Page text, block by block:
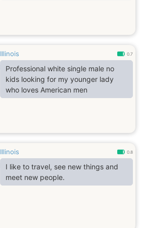
Illinois 0.7
Professional white single male no
kids looking for my younger lady
who loves American men
Illinois 0.8
I like to travel, see new things and
meet new people.